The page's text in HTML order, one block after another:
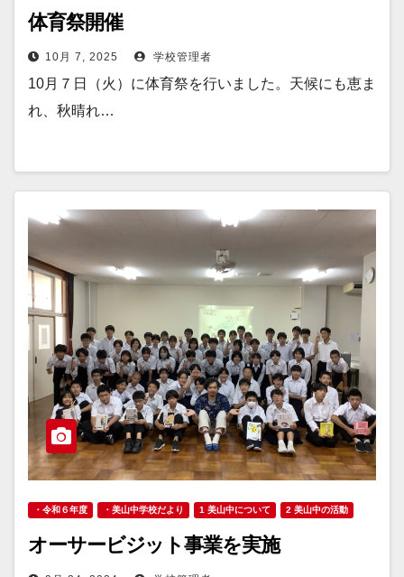
体育祭開催
10月 7, 2025 学校管理者
10月７日（火）に体育祭を行いました。天候にも恵ま
れ、秋晴れ…
・令和６年度 ・美山中学校だより 1 美山中について 2 美山中の活動
オーサービジット事業を実施